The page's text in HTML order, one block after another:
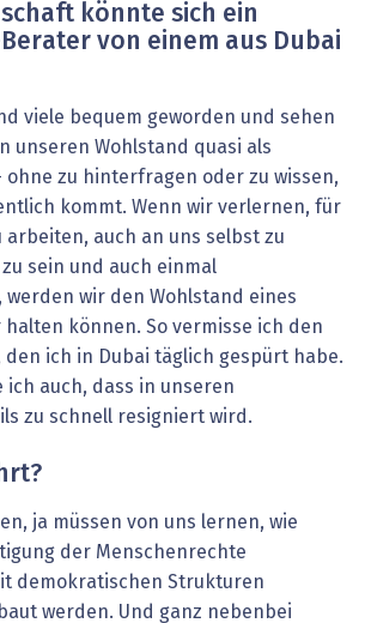
könnte sich ein
von ­einem aus Dubai
viele bequem geworden und sehen
unseren Wohlstand quasi als
ohne zu hinterfragen oder zu wissen,
kommt. Wenn wir verlernen, für
arbeiten, auch an uns selbst zu
sein und auch einmal
werden wir den Wohlstand eines
halten können. So vermisse ich den
den ich in Dubai täglich gespürt habe.
ich auch, dass in unseren
zu schnell resigniert wird.
ja müssen von uns lernen, wie
der Menschenrechte
demokratischen Strukturen
werden. Und ganz nebenbei